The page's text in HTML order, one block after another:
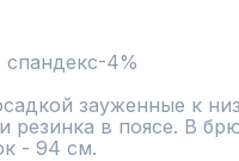
спандекс-4%
зауженные к
резинка в поясе. В
- 94 см.